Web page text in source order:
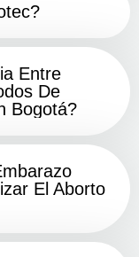
Entre
De
Bogotá?
El Aborto